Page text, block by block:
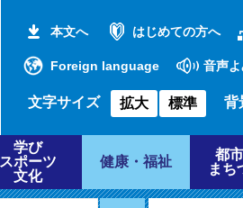
本文へ はじめての方へ
Foreign language 音声
文字サイズ 拡大 標準 背
学び
スポーツ
文化
健康・福祉
都
まち